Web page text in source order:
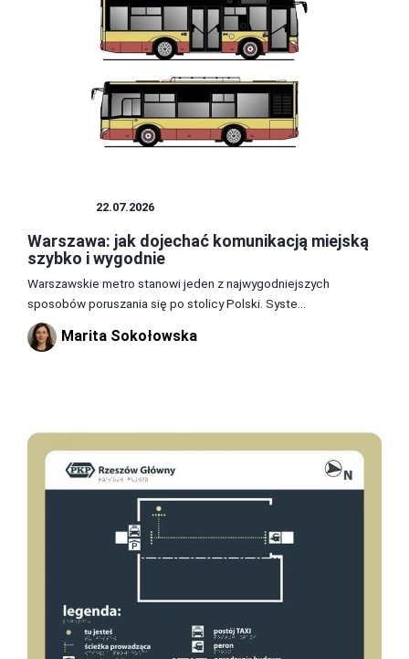
22.07.2026
Warszawa: jak dojechać komunikacją miejską
szybko i wygodnie
Warszawskie metro stanowi jeden z najwygodniejszych
sposobów poruszania się po stolicy Polski. Syste...
Marita Sokołowska